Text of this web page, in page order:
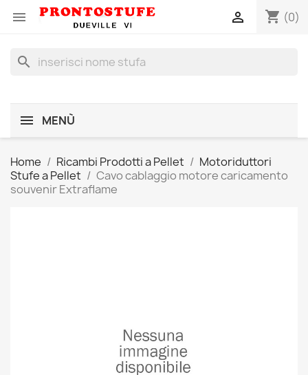
 shopping_cart (0)

search
MENÙ
Home Ricambi Prodotti a Pellet
Motoriduttori
Stufe a Pellet
Cavo cablaggio motore caricamento
souvenir Extraflame